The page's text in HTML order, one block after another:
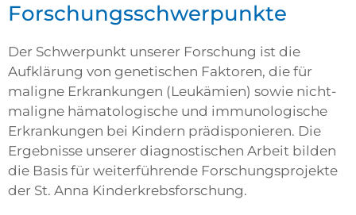
Forschungsschwerpunkte
Der Schwerpunkt unserer Forschung ist die
Aufklärung von genetischen Faktoren, die für
maligne Erkrankungen (Leukämien) sowie nicht-
maligne hämatologische und immunologische
Erkrankungen bei Kindern prädisponieren. Die
Ergebnisse unserer diagnostischen Arbeit bilden
die Basis für weiterführende Forschungsprojekte
der St. Anna Kinderkrebsforschung.